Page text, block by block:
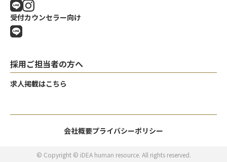
受付カウンセラー向け
採用ご担当者の方へ
求人掲載はこちら
会社概要プライバシーポリシー
© Copyright © iDEA human resource. All rights reserved.